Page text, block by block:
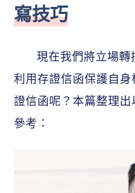
寫技巧
現在我們將立場
利用存證信函保護自
證信函呢？本篇整理
參考：